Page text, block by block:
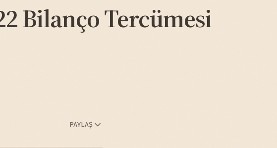
Bilanço Tercümesi
PAYLAŞ